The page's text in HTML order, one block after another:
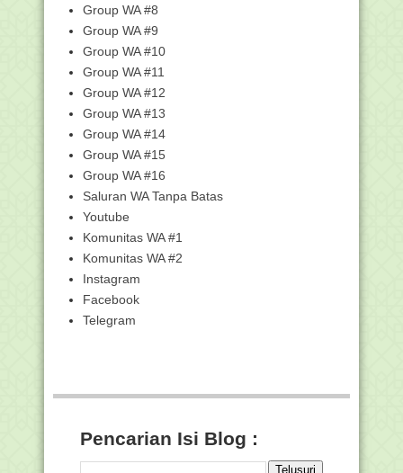
Puluhan Ribu Guru Madrasah Ikuti
Bimtek Implementa...
Sejumlah Posisi Makmum yang
Dimakruhkan saat Shala...
Hasil Seleksi Administrasi Setelah Masa
Sanggah Ca...
1.240 Peserta Diterima Sanggahnya,
74.424 Pelamar ...
Pembatalan Status Pelamar Hasil
Seleksi Administra...
Peraturan Presiden Republik Indonesia
Nomor 12 Tah...
14.122 Guru Madrasah dan PAI Ikuti Uji
Pengetahuan...
Pengumuman Hasil Seleksi Administrasi
Calon Petuga...
Prosedur Pencairan BOS Pada
Madrasah Tahun Anggara...
Pengumuman Hasil Seleksi Administrasi
Juknis BOS RA/Madrasah Tahun 2023
Pelatihan Kurikulum Merdeka pada
Madrasah
Group WA #8
Group WA #9
Group WA #10
Group WA #11
Group WA #12
Group WA #13
Group WA #14
Group WA #15
Group WA #16
Saluran WA Tanpa Batas
Youtube
Komunitas WA #1
Komunitas WA #2
Instagram
Facebook
Telegram
Pencarian Isi Blog :